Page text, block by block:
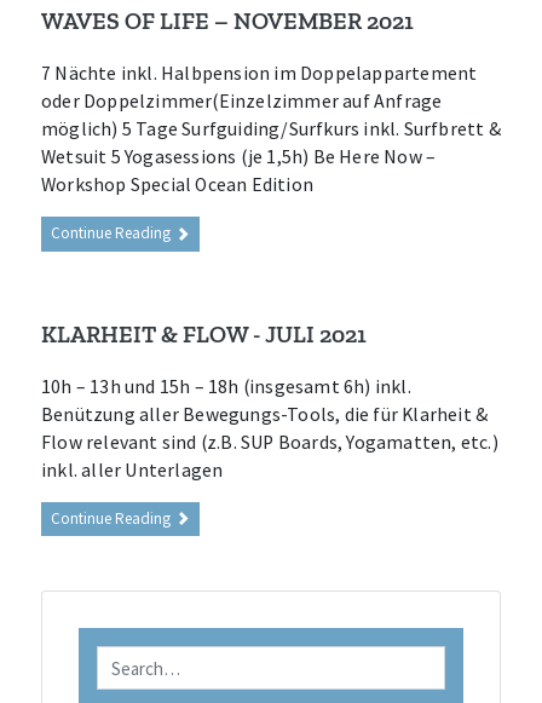
WAVES OF LIFE – NOVEMBER 2021
7 Nächte inkl. Halbpension im Doppelappartement
oder Doppelzimmer(Einzelzimmer auf Anfrage
möglich) 5 Tage Surfguiding/Surfkurs inkl. Surfbrett &
Wetsuit 5 Yogasessions (je 1,5h) Be Here Now –
Workshop Special Ocean Edition
Continue Reading
KLARHEIT & FLOW - JULI 2021
10h – 13h und 15h – 18h (insgesamt 6h) inkl.
Benützung aller Bewegungs-Tools, die für Klarheit &
Flow relevant sind (z.B. SUP Boards, Yogamatten, etc.)
inkl. aller Unterlagen
Continue Reading